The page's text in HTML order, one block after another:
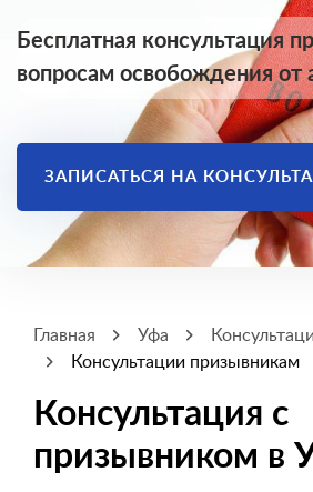
Бесплатная консультация
вопросам освобождения от
ЗАПИСАТЬСЯ НА
Главная Уфа
Консультации призывникам
Консультация с
призывником в